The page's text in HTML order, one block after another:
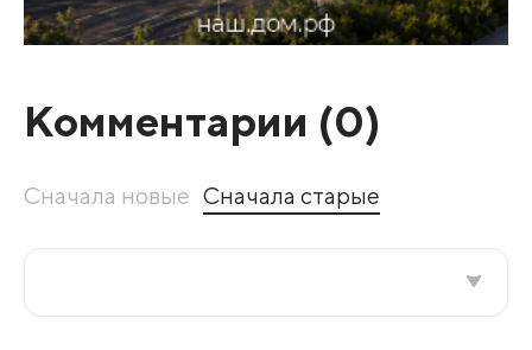
Комментарии (0)
Сначала новые Сначала старые